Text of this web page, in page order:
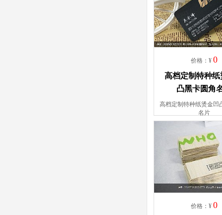
价格：¥0
高档定制特种纸
凸黑卡圆角
高档定制特种纸烫金凹
名片
价格：¥0